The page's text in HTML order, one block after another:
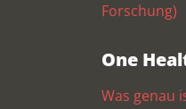
Forschung)
One
Was genau